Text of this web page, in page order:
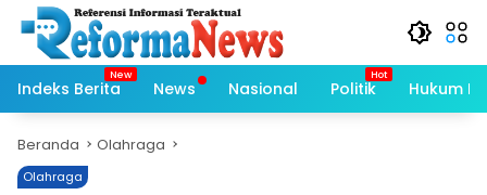
Langsung
konten
Indeks Berita
News Nasional Politik Hukum
Beranda Olahraga
Olahraga